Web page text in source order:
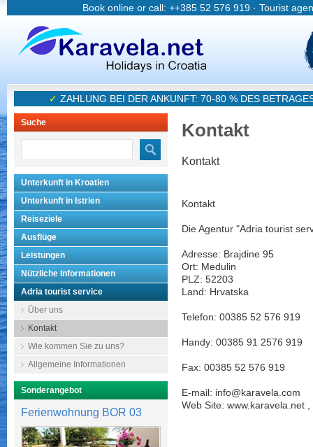
Book online or call: ++385 52 576 919 · Tourist
✓ ZAHLUNG BEI DER ANKUNFT: 70-80 % DES
Suche
Unterkunft in Kroatien
Unterkunft in Istrien
Reiseziele
Ausflüge
Leistungen
Nützliche Informationen
Adria tourist service
Über uns
Kontakt
Wie kommen Sie zu uns?
Allgemeine Informationen
Sonderangebot
Ferienwohnung BOR 03
Kontakt
Kontakt
Kontakt
Die Agentur "Adria tourist
Adresse: Brajdine 95
Ort: Medulin
PLZ: 52203
Land: Hrvatska
Telefon: 00385 52 576 919
Handy: 00385 91 2576 919
Fax: 00385 52 576 919
E-mail: info@karavela.com
Web Site: www.karavela.net